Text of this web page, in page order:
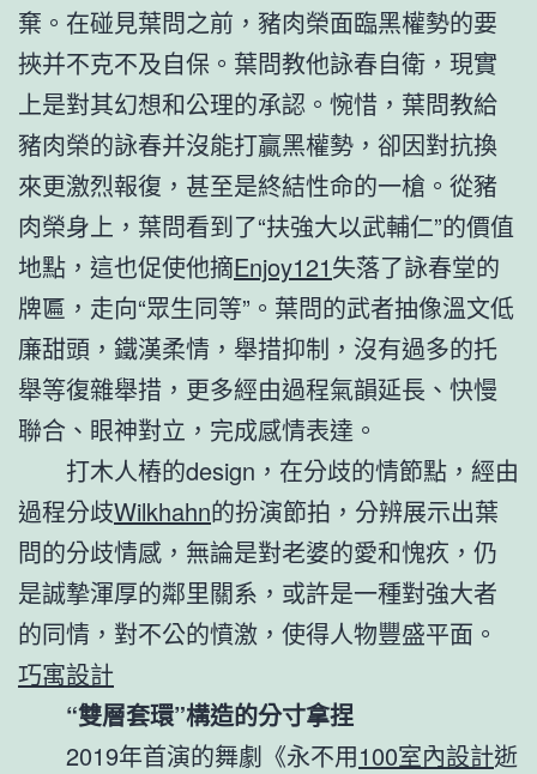
棄。在碰見葉問之前，豬肉榮面臨黑權勢的要
挾并不克不及自保。葉問教他詠春自衛，現實
上是對其幻想和公理的承認。惋惜，葉問教給
豬肉榮的詠春并沒能打贏黑權勢，卻因對抗換
來更激烈報復，甚至是終結性命的一槍。從豬
肉榮身上，葉問看到了“扶強大以武輔仁”的價值
地點，這也促使他摘Enjoy121失落了詠春堂的
牌匾，走向“眾生同等”。葉問的武者抽像溫文低
廉甜頭，鐵漢柔情，舉措抑制，沒有過多的托
舉等復雜舉措，更多經由過程氣韻延長、快慢
聯合、眼神對立，完成感情表達。
打木人樁的design，在分歧的情節點，經由
過程分歧Wilkhahn的扮演節拍，分辨展示出葉
問的分歧情感，無論是對老婆的愛和愧疚，仍
是誠摯渾厚的鄰里關系，或許是一種對強大者
的同情，對不公的憤激，使得人物豐盛平面。
巧寓設計
“雙層套環”構造的分寸拿捏
2019年首演的舞劇《永不用100室內設計逝